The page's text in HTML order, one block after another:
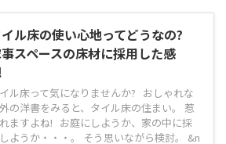
ル床の使い心地ってどうなの?
スペースの床材に採用した感
ル床って気になりませんか? おしゃれな
の洋書をみると、タイル床の住まい。 惹
ますよね! お庭にしようか、家の中に採
ようか・・・。 そう思いながら検討。 &n